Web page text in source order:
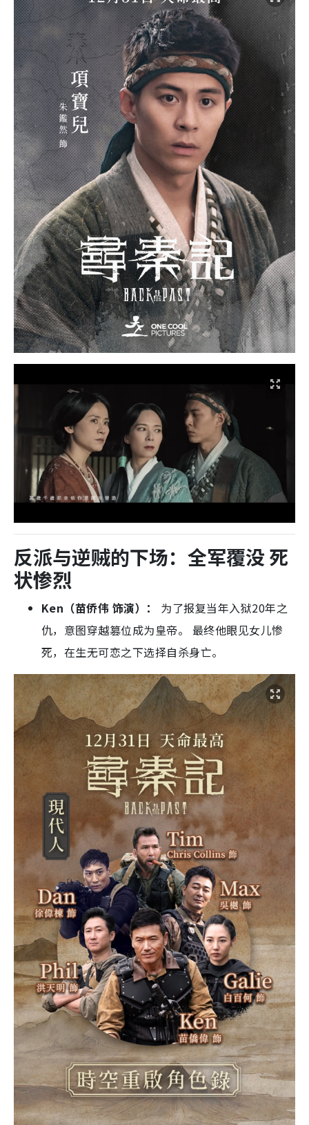
反派与逆贼的下场：全军覆没 死
状惨烈
Ken（苗侨伟 饰演）：为了报复当年入狱20年之
仇，意图穿越篡位成为皇帝。 最终他眼见女儿惨
死，在生无可恋之下选择自杀身亡。